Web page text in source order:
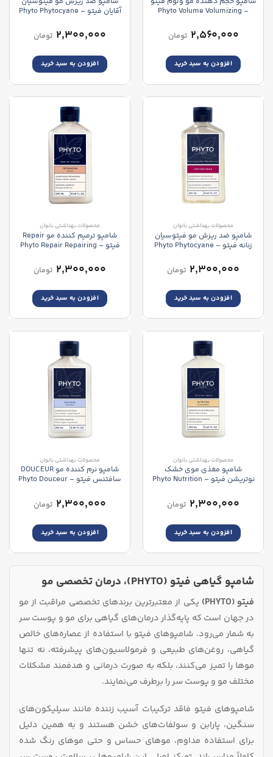
– Phyto Volume Volumizing
۲,۵۶۰,۰۰۰ تومان
افزودن به سبد خرید
آقایان فیتو – Phyto Phytocyane
۲,۳۰۰,۰۰۰ تومان
افزودن به سبد خرید
محصولات بهداشتی بانوان
شامپو ضد ریزش مو فیتوسیان
زنانه فیتو – Phyto Phytocyane
۲,۳۰۰,۰۰۰ تومان
افزودن به سبد خرید
محصولات بهداشتی بانوان
شامپو ترمیم کننده مو Repair
فیتو – Phyto Repair Repairing
۲,۳۰۰,۰۰۰ تومان
افزودن به سبد خرید
محصولات بهداشتی بانوان
شامپو مغذی موی خشک
نوتریشن فیتو – Phyto Nutrition
۲,۳۰۰,۰۰۰ تومان
افزودن به سبد خرید
محصولات بهداشتی بانوان
شامپو نرم کننده مو DOUCEUR
سافتنس فیتو – Phyto Douceur
۲,۳۰۰,۰۰۰ تومان
افزودن به سبد خرید
شامپو گیاهی فیتو (PHYTO)، درمان تخصصی مو
فیتو (PHYTO)
یکی از معتبرترین برندهای تخصصی مراقبت از مو
در جهان است که پایه‌گذار درمان‌های گیاهی برای مو و پوست سر
به‌ شمار می‌رود. شامپوهای فیتو با استفاده از عصاره‌های خالص
گیاهی، روغن‌های طبیعی و فرمولاسیون‌های پیشرفته، نه‌ تنها
موها را تمیز می‌کنند، بلکه به‌ صورت درمانی و هدفمند مشکلات
مختلف مو و پوست سر را برطرف می‌نمایند.
شامپوهای فیتو فاقد ترکیبات آسیب‌ زننده مانند سیلیکون‌های
سنگین، پارابن و سولفات‌های خشن هستند و به همین دلیل
برای استفاده مداوم، موهای حساس و حتی موهای رنگ‌ شده